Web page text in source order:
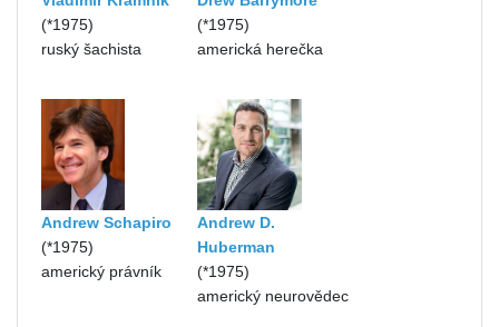
(*1975)
ruský šachista
(*1975)
americká herečka
Andrew Schapiro
(*1975)
americký právník
Andrew D.
Huberman
(*1975)
americký neurovědec